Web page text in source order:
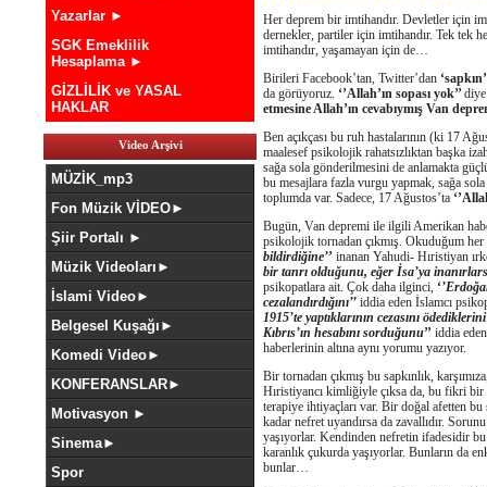
Yazarlar ►
SGK Emeklilik
Hesaplama ►
GİZLİLİK ve YASAL
HAKLAR
Video Arşivi
MÜZİK_mp3
Fon Müzik VİDEO►
Şiir Portalı ►
Müzik Videoları►
İslami Video►
Belgesel Kuşağı►
Komedi Video►
KONFERANSLAR►
Motivasyon ►
Sinema►
Spor
Her deprem bir imtihandır. Devletler için
dernekler, partiler için imtihandır. Tek tek
imtihandır, yaşamayan için de…
Birileri Facebook’tan, Twitter’dan ‘sapkın’
da görüyoruz. ‘’Allah’ın sopası yok’’
etmesine Allah’ın cevabıymış Van
Ben açıkçası bu ruh hastalarının (ki 17
maalesef psikolojik rahatsızlıktan başka
sağa sola gönderilmesini de anlamakta
bu mesajlara fazla vurgu yapmak, sağa
toplumda var. Sadece, 17 Ağustos’ta
Bugün, Van depremi ile ilgili Amerikan
psikolojik tornadan çıkmış. Okuduğum
bildirdiğine’’ inanan Yahudi- Hıristiyan
bir tanrı olduğunu, eğer İsa’ya
psikopatlara ait. Çok daha ilginci, ‘
cezalandırdığını’’ iddia eden İslamcı
1915’te yaptıklarının cezasını
Kıbrıs’ın hesabını sorduğunu’’ iddia
haberlerinin altına aynı yorumu yazıyor.
Bir tornadan çıkmış bu sapkınlık,
Hıristiyancı kimliğiyle çıksa da, bu fikri
terapiye ihtiyaçları var. Bir doğal afetten
kadar nefret uyandırsa da zavallıdır.
yaşıyorlar. Kendinden nefretin ifadesidir
karanlık çukurda yaşıyorlar. Bunların da
bunlar…